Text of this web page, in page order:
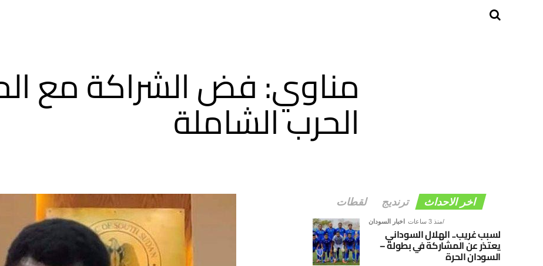
مناوي: فض الشراكة مع
الحرب الشاملة
اخر الاحداث ترنديج لقطات
اخبار السودان منذ 3 ساعات
لسبب غريب.. الهلال السوداني
يعتذر عن المشاركة في بطولة –
السودان الحرة